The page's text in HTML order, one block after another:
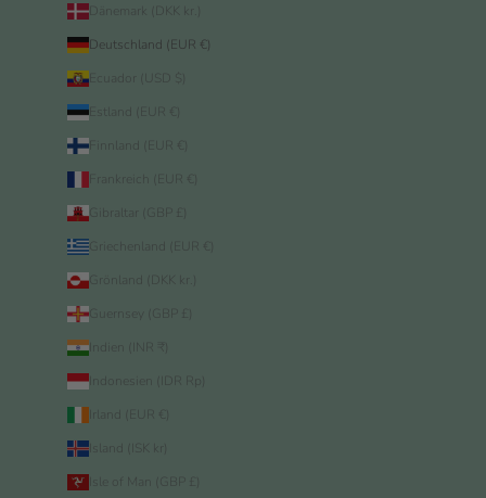
Dänemark (DKK kr.)
Deutschland (EUR €)
Ecuador (USD $)
Estland (EUR €)
Finnland (EUR €)
Frankreich (EUR €)
Gibraltar (GBP £)
Griechenland (EUR €)
Grönland (DKK kr.)
Guernsey (GBP £)
Indien (INR ₹)
Indonesien (IDR Rp)
Irland (EUR €)
Island (ISK kr)
Isle of Man (GBP £)